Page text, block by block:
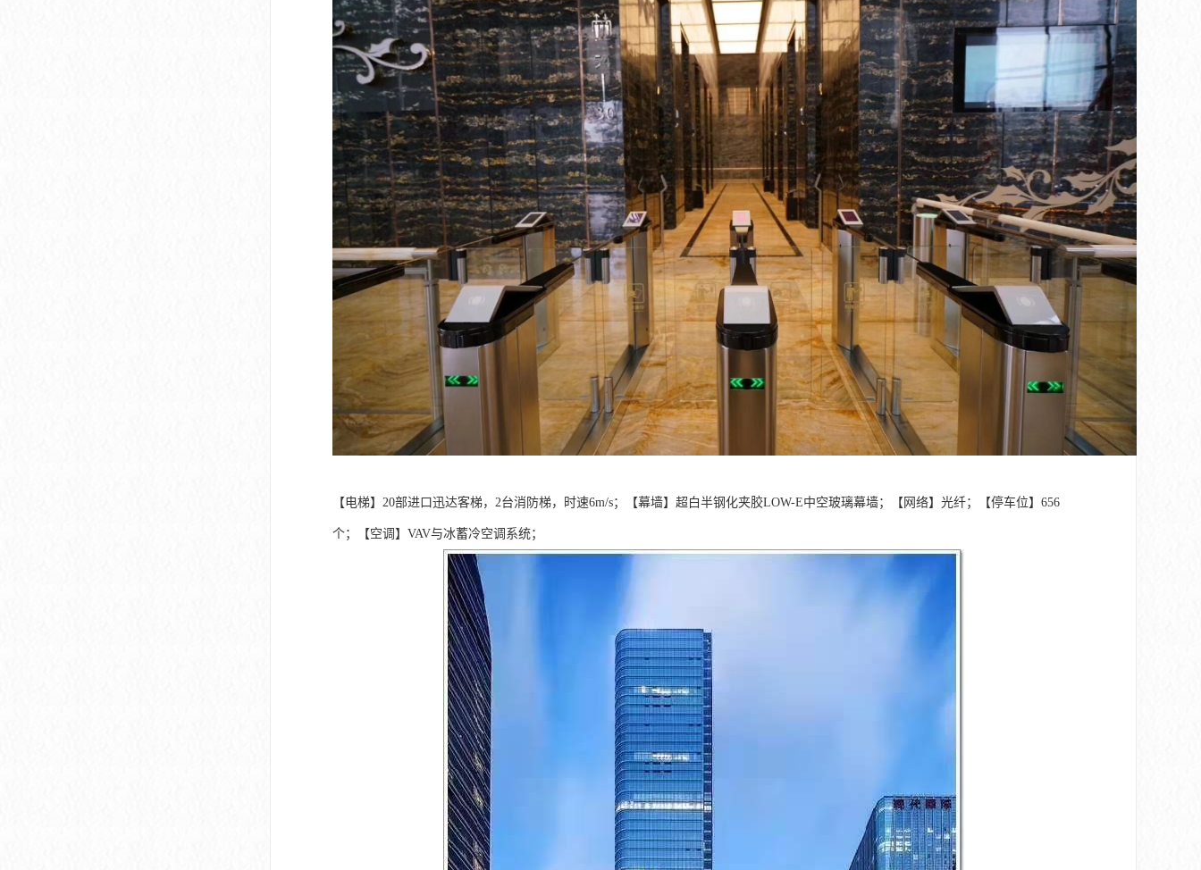
【电梯】20部进口迅达客梯，2台消防梯，时速6m/s；【幕墙】超白半钢化夹胶LOW-E中空玻璃幕墙；【网络】光纤；【停车位】656
个；【空调】VAV与冰蓄冷空调系统；